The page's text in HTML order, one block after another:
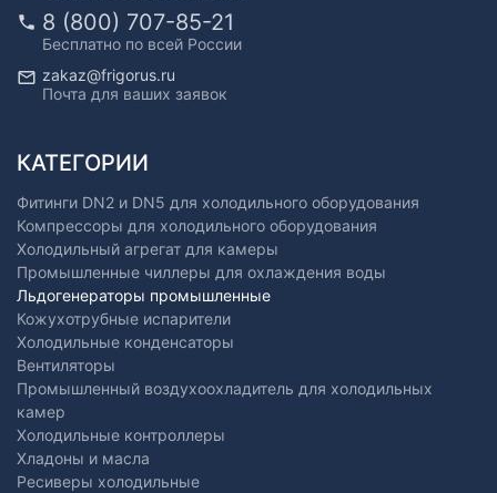
8 (800) 707-85-21
Бесплатно по всей России
zakaz@frigorus.ru
Почта для ваших заявок
КАТЕГОРИИ
Фитинги DN2 и DN5 для холодильного оборудования
Компрессоры для холодильного оборудования
Холодильный агрегат для камеры
Промышленные чиллеры для охлаждения воды
Льдогенераторы промышленные
Кожухотрубные испарители
Холодильные конденсаторы
Вентиляторы
Промышленный воздухоохладитель для холодильных
камер
Холодильные контроллеры
Хладоны и масла
Ресиверы холодильные